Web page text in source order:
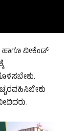
ಹಾಗೂ ವೀಕೆಂಡ್